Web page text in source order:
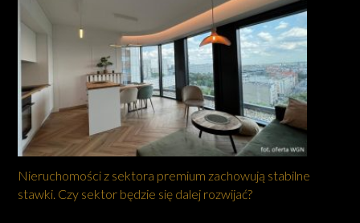
Nieruchomości z sektora premium zachowują stabilne
stawki. Czy sektor będzie się dalej rozwijać?